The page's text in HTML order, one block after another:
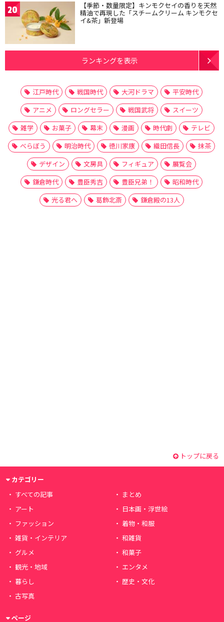
20 【季節・数量限定】キンモクセイの香りを天然
精油で再現した「スチームクリーム キンモクセ
イ&茶」新登場
ランキングを表示
江戸時代 戦国時代 大河ドラマ
平安時代
アニメ
ロングセラー 戦国武将
スイーツ
雑学
お菓子 幕末 漫画 時代劇
テレビ
べらぼう
明治時代 徳川家康 織田信長
抹茶
デザイン
文房具 フィギュア
展覧会
鎌倉時代
豊臣秀吉 豊臣兄弟！
昭和時代
光る君へ
葛飾北斎 鎌倉殿の13人
トップに戻る
カテゴリー
すべての記事
まとめ
アート
日本画・浮世絵
ファッション
着物・和服
雑貨・インテリア
和雑貨
グルメ
和菓子
観光・地域
エンタメ
暮らし
歴史・文化
古写真
ページ